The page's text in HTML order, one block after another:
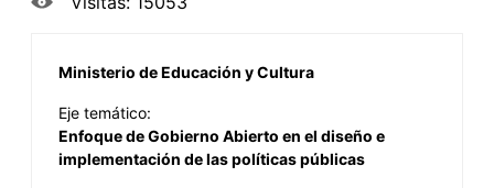
Ministerio de Educación y Cultura
Eje temático:
Enfoque de Gobierno Abierto en el diseño e
implementación de las políticas públicas